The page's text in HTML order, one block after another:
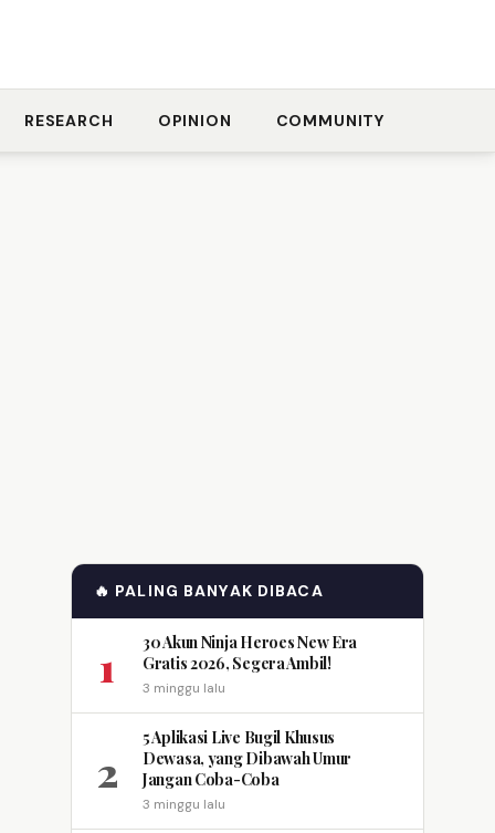
RESEARCH OPINION COMMUNITY
🔥 PALING BANYAK DIBACA
1
30 Akun Ninja Heroes New Era
Gratis 2026, Segera Ambil!
3 minggu lalu
2
5 Aplikasi Live Bugil Khusus
Dewasa, yang Dibawah Umur
Jangan Coba-Coba
3 minggu lalu